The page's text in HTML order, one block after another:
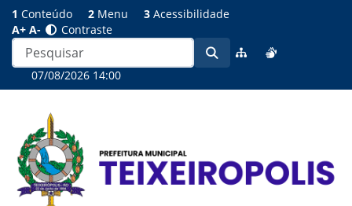
1 Conteúdo 2 Menu 3 Acessibilidade
A+ A- Contraste
07/08/2026 14:00